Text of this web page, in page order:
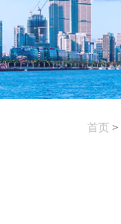
首页 >